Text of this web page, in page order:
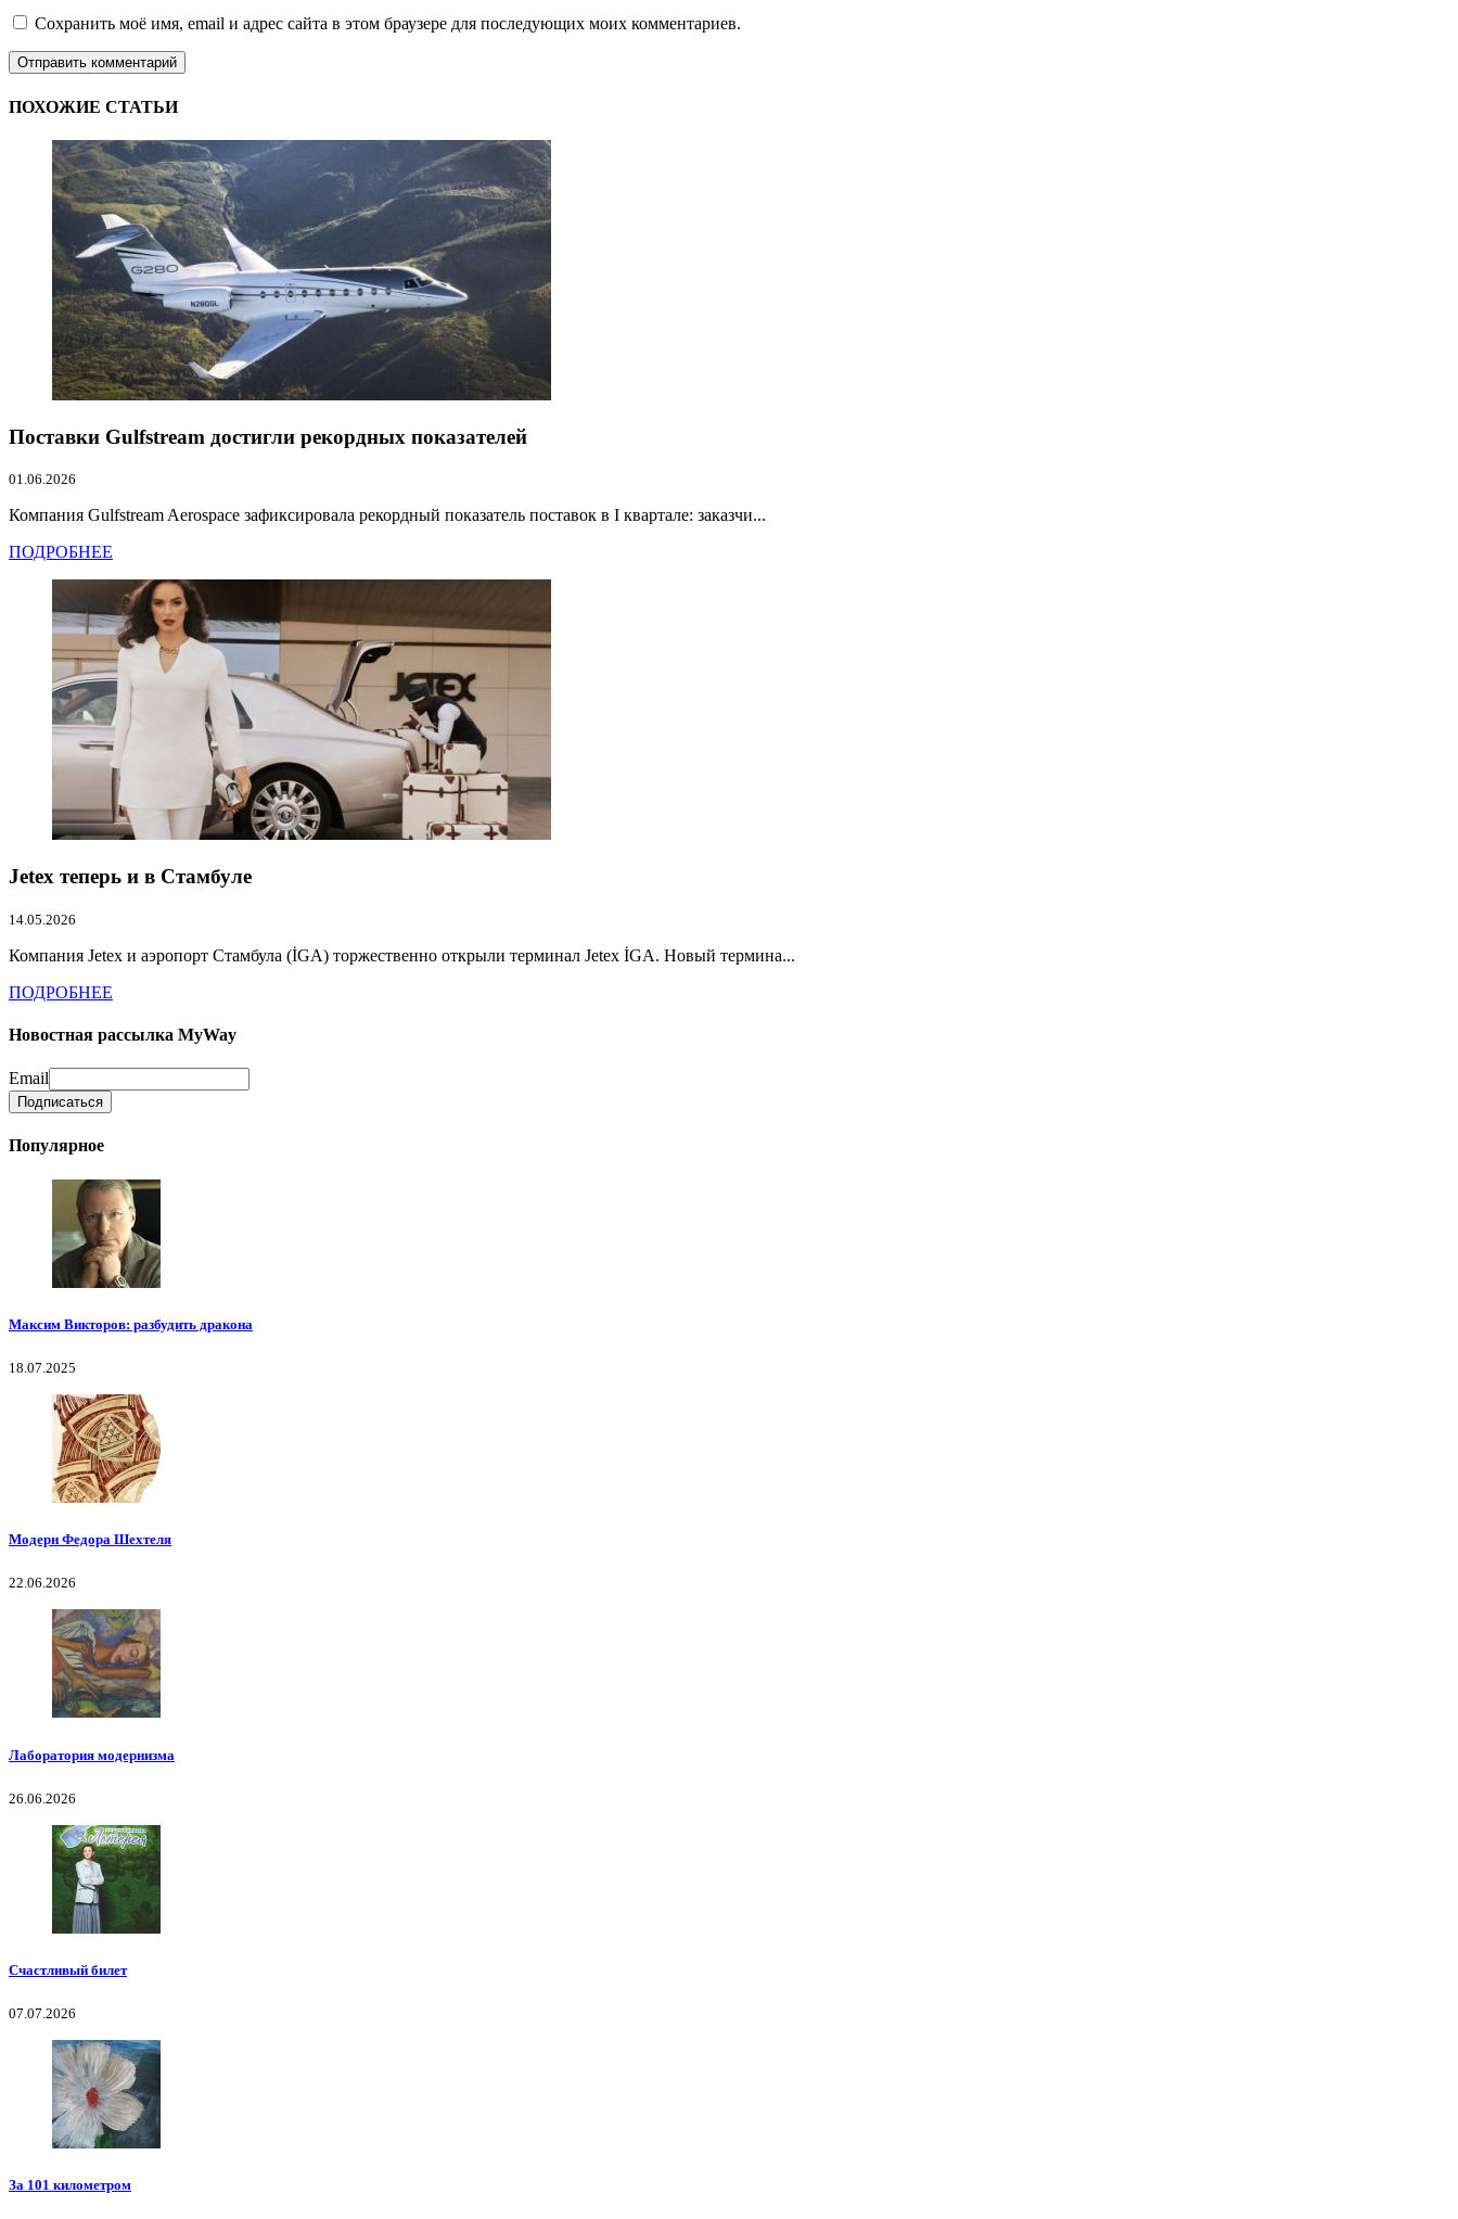
Сохранить моё имя, email и адрес сайта в этом браузере для последующих моих комментариев.
ПОХОЖИЕ СТАТЬИ
Поставки Gulfstream достигли рекордных показателей
01.06.2026
Компания Gulfstream Aerospace зафиксировала рекордный показатель поставок в I квартале: заказчи...
ПОДРОБНЕЕ
Jetex теперь и в Стамбуле
14.05.2026
Компания Jetex и аэропорт Стамбула (İGA) торжественно открыли терминал Jetex İGA. Новый термина...
ПОДРОБНЕЕ
Новостная рассылка MyWay
Email
Популярное
Максим Викторов: разбудить дракона
18.07.2025
Модерн Федора Шехтеля
22.06.2026
Лаборатория модернизма
26.06.2026
Счастливый билет
07.07.2026
За 101 километром